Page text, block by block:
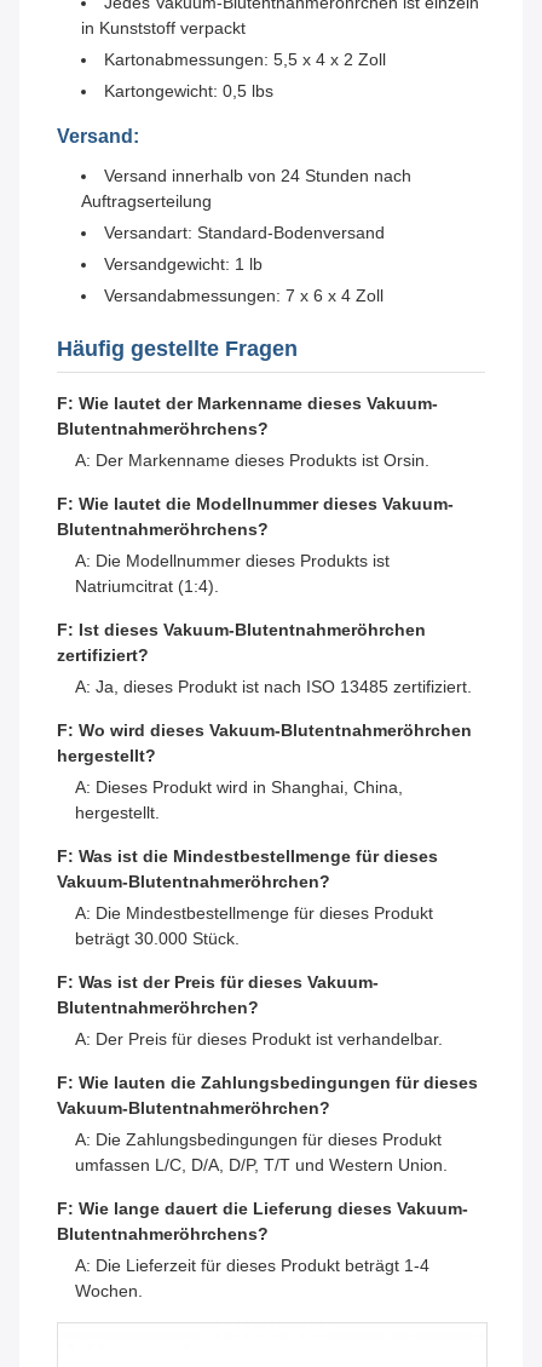
in Kunststoff verpackt
Kartonabmessungen: 5,5 x 4 x 2 Zoll
Kartongewicht: 0,5 lbs
Versand:
Versand innerhalb von 24 Stunden nach
Auftragserteilung
Versandart: Standard-Bodenversand
Versandgewicht: 1 lb
Versandabmessungen: 7 x 6 x 4 Zoll
Häufig gestellte Fragen
F: Wie lautet der Markenname dieses Vakuum-
Blutentnahmeröhrchens?
A: Der Markenname dieses Produkts ist Orsin.
F: Wie lautet die Modellnummer dieses Vakuum-
Blutentnahmeröhrchens?
A: Die Modellnummer dieses Produkts ist
Natriumcitrat (1:4).
F: Ist dieses Vakuum-Blutentnahmeröhrchen
zertifiziert?
A: Ja, dieses Produkt ist nach ISO 13485 zertifiziert.
F: Wo wird dieses Vakuum-Blutentnahmeröhrchen
hergestellt?
A: Dieses Produkt wird in Shanghai, China,
hergestellt.
F: Was ist die Mindestbestellmenge für dieses
Vakuum-Blutentnahmeröhrchen?
A: Die Mindestbestellmenge für dieses Produkt
beträgt 30.000 Stück.
F: Was ist der Preis für dieses Vakuum-
Blutentnahmeröhrchen?
A: Der Preis für dieses Produkt ist verhandelbar.
F: Wie lauten die Zahlungsbedingungen für dieses
Vakuum-Blutentnahmeröhrchen?
A: Die Zahlungsbedingungen für dieses Produkt
umfassen L/C, D/A, D/P, T/T und Western Union.
F: Wie lange dauert die Lieferung dieses Vakuum-
Blutentnahmeröhrchens?
A: Die Lieferzeit für dieses Produkt beträgt 1-4
Wochen.